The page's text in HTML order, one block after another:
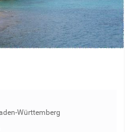
Württemberg